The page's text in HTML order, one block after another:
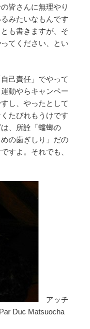
皆さんに無理やり
みたいなもんです
も書きますが、そ
てください、とい
己責任」でやって
動やらキャンペー
し、やったとして
たびれもうけです
、所詮「蟷螂の
の歯ぎしり」だの
すよ。それでも、
アッチ
Duc Matsuocha